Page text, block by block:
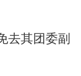
去其团委副